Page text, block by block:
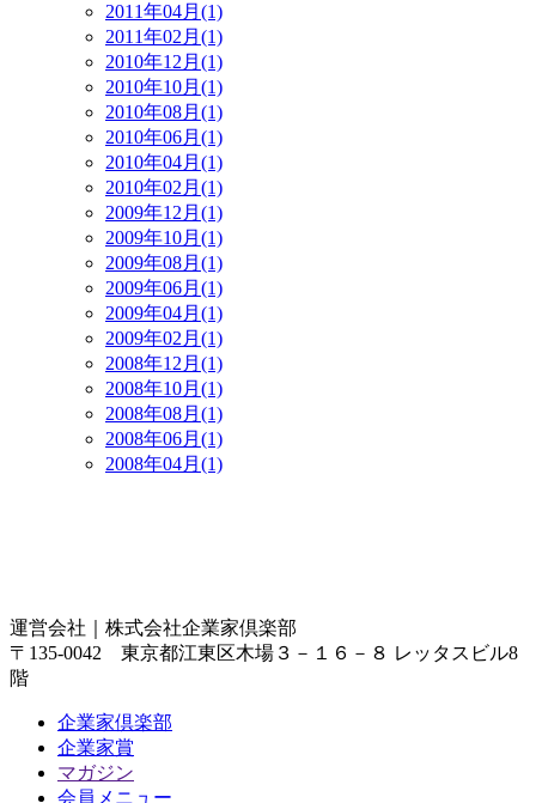
2011年04月(1)
2011年02月(1)
2010年12月(1)
2010年10月(1)
2010年08月(1)
2010年06月(1)
2010年04月(1)
2010年02月(1)
2009年12月(1)
2009年10月(1)
2009年08月(1)
2009年06月(1)
2009年04月(1)
2009年02月(1)
2008年12月(1)
2008年10月(1)
2008年08月(1)
2008年06月(1)
2008年04月(1)
運営会社｜ 株式会社企業家倶楽部
〒135-0042 東京都江東区木場３－１６－８ レッタスビル8
階
企業家倶楽部
企業家賞
マガジン
会員メニュー